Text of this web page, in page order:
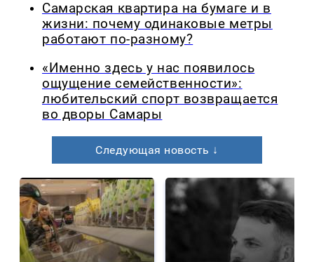
Самарская квартира на бумаге и в
жизни: почему одинаковые метры
работают по-разному?
«Именно здесь у нас появилось
ощущение семейственности»:
любительский спорт возвращается
во дворы Самары
Следующая новость ↓